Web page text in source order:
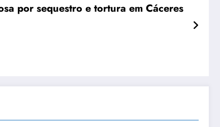
por sequestro e tortura em Cáceres